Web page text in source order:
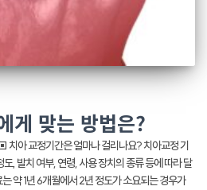
게 맞는 방법은?
치아 교정기간은 얼마나 걸리나요? 치아교정 기
, 발치 여부, 연령, 사용 장치의 종류 등에 따라 달
약 1년 6개월에서 2년 정도가 소요되는 경우가